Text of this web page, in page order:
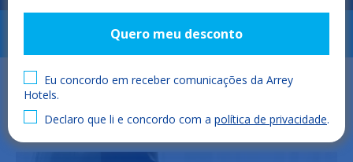
Quero meu desconto
Eu concordo em receber comunicações da Arrey
Hotels.
Declaro que li e concordo com a política de privacidade.
RESERVAR